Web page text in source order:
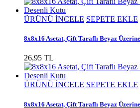
ÜRÜNÜ İNCELE SEPETE EKLE
8x8x16 Asetat, Çift Taraflı Beyaz
26,95 TL
ÜRÜNÜ İNCELE SEPETE EKLE
8x8x16 Asetat, Çift Taraflı Beyaz